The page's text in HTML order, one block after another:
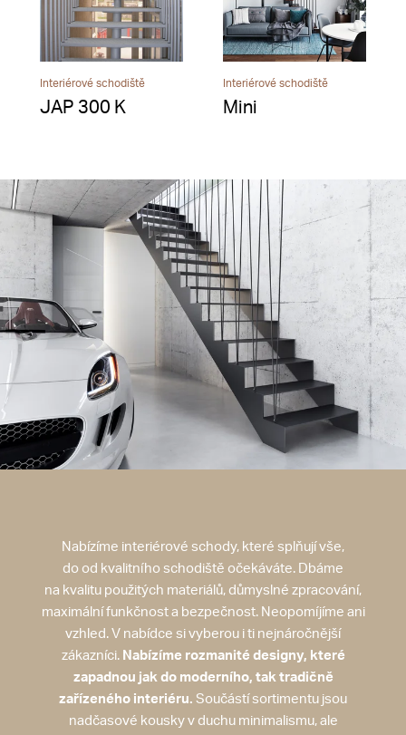
Interiérové schodiště
JAP 300 K
Interiérové schodiště
Mini
Nabízíme interiérové schody, které splňují vše,
do od kvalitního schodiště očekáváte. Dbáme
na kvalitu použitých materiálů, důmyslné zpracování,
maximální funkčnost a bezpečnost. Neopomíjíme ani
vzhled. V nabídce si vyberou i ti nejnáročnější
zákazníci. Nabízíme rozmanité designy, které
zapadnou jak do moderního, tak tradičně
zařízeného interiéru. Součástí sortimentu jsou
nadčasové kousky v duchu minimalismu, ale